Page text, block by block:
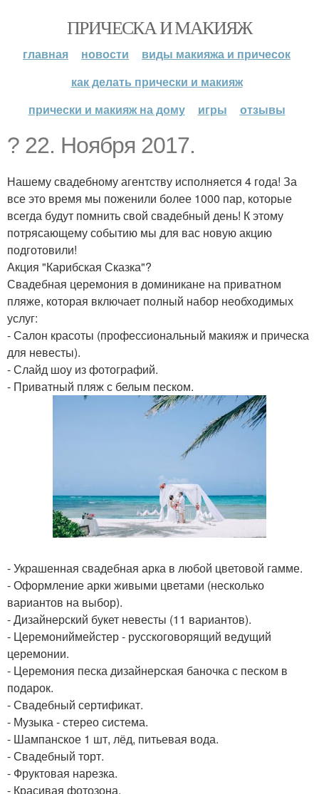
ПРИЧЕСКА И МАКИЯЖ
главная новости
виды макияжа и причесок
как делать прически и макияж
прически и макияж на дому
игры отзывы
? 22. Ноября 2017.
Нашему свадебному агентству исполняется 4 года! За
все это время мы поженили более 1000 пар, которые
всегда будут помнить свой свадебный день! К этому
потрясающему событию мы для вас новую акцию
подготовили!
Акция "Карибская Сказка"?
Свадебная церемония в доминикане на приватном
пляже, которая включает полный набор необходимых
услуг:
- Салон красоты (профессиональный макияж и прическа
для невесты).
- Слайд шоу из фотографий.
- Приватный пляж с белым песком.
- Украшенная свадебная арка в любой цветовой гамме.
- Оформление арки живыми цветами (несколько
вариантов на выбор).
- Дизайнерский букет невесты (11 вариантов).
- Церемониймейстер - русскоговорящий ведущий
церемонии.
- Церемония песка дизайнерская баночка с песком в
подарок.
- Свадебный сертификат.
- Музыка - стерео система.
- Шампанское 1 шт, лёд, питьевая вода.
- Свадебный торт.
- Фруктовая нарезка.
- Красивая фотозона.